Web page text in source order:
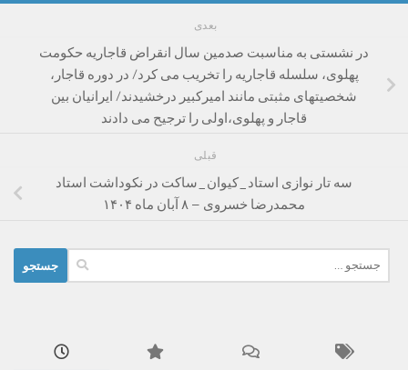
بعدی
در نشستی به مناسبت صدمین سال انقراض قاجاریه حکومت
پهلوی، سلسله قاجاریه را تخریب می کرد/ در دوره قاجار،
شخصیتهای مثبتی مانند امیرکبیر درخشیدند/ ایرانیان بین
قاجار و پهلوی،اولی را ترجیح می دادند
قبلی
سه تار نوازی استاد_کیوان_ساکت در نکوداشت استاد
محمدرضا خسروی – ۸ آبان ماه ۱۴۰۴
برای: